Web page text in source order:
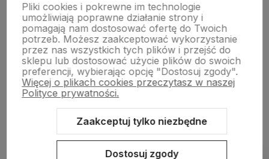
O FIRMIE
Sklep internetowy Shoper.pl Szablon Shoper Modern 3.0™
Pliki cookies i pokrewne im technologie
umożliwiają poprawne działanie strony i
pomagają nam dostosować ofertę do Twoich
potrzeb. Możesz zaakceptować wykorzystanie
przez nas wszystkich tych plików i przejść do
sklepu lub dostosować użycie plików do swoich
preferencji, wybierając opcję "Dostosuj zgody".
Więcej o plikach cookies przeczytasz w naszej
Polityce prywatności.
Zaakceptuj tylko niezbędne
Dostosuj zgody